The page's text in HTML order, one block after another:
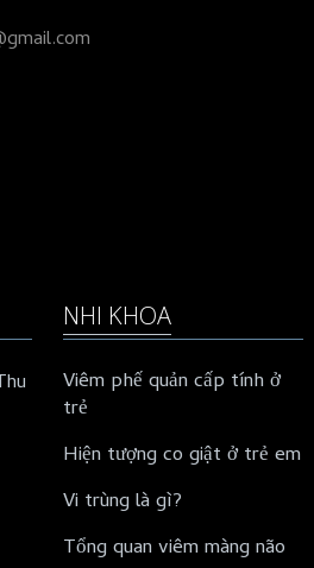
NHI KHOA
Viêm phế quản cấp tính ở
trẻ
Hiện tượng co giật ở trẻ em
Vi trùng là gì?
Tổng quan viêm màng não